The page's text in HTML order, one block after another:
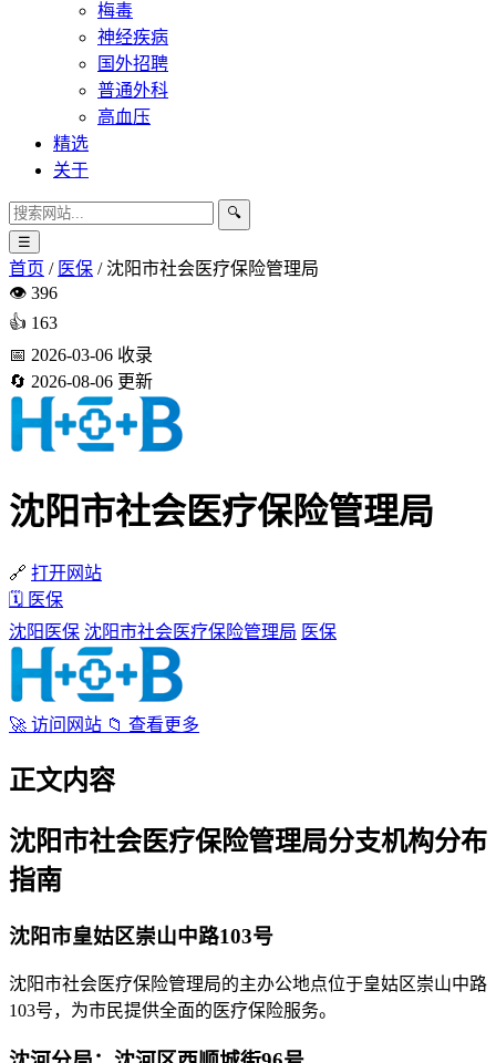
梅毒
神经疾病
国外招聘
普通外科
高血压
精选
关于
🔍
☰
首页 / 医保 / 沈阳市社会医疗保险管理局
👁️ 396
👍 163
📅 2026-03-06 收录
🔄 2026-08-06 更新
沈阳市社会医疗保险管理局
🔗 打开网站
🗓 医保
沈阳医保 沈阳市社会医疗保险管理局 医保
🚀 访问网站 📁 查看更多
正文内容
沈阳市社会医疗保险管理局分支机构分布
指南
沈阳市皇姑区崇山中路103号
沈阳市社会医疗保险管理局的主办公地点位于皇姑区崇山中路
103号，为市民提供全面的医疗保险服务。